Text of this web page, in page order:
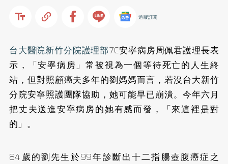
追蹤訂閱
台大醫院新竹分院護理部7C安寧病房周佩君護理長表
示，「安寧病房」常被視為一個等待死亡的人生終
站，但對照顧癌夫多年的劉媽媽而言，若沒台大新竹
分院安寧照護團隊協助，她可能早已崩潰。今年六月
把丈夫送進安寧病房的她有感而發，「來這裡是對
的」。
84歲的劉先生於99年診斷出十二指腸壺腹癌症之